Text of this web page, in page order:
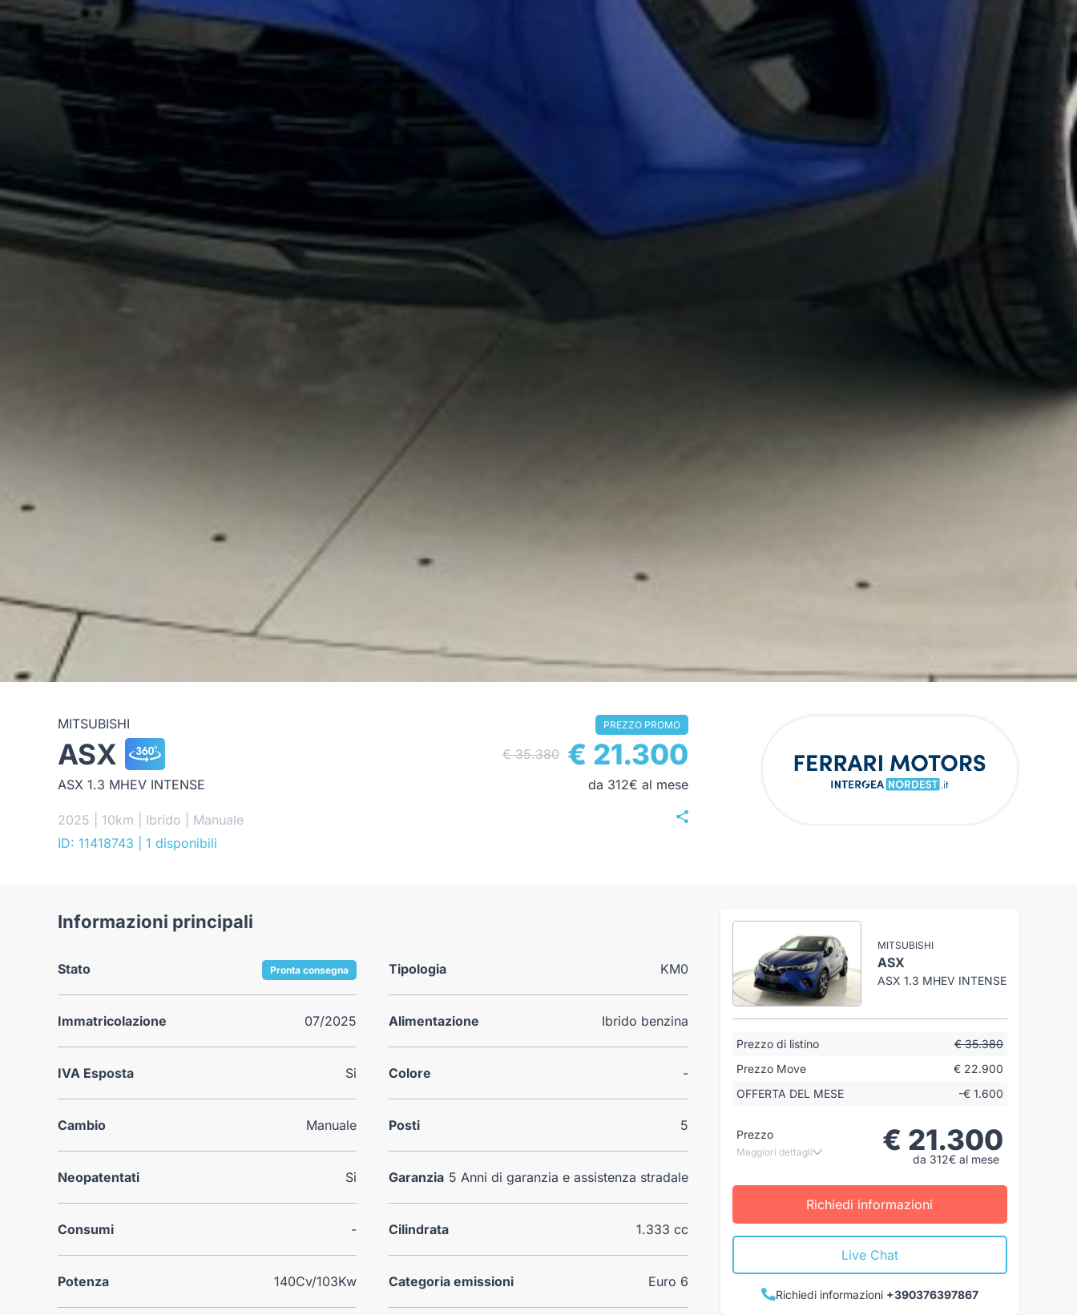
MITSUBISHI
ASX
ASX 1.3 MHEV INTENSE
2025 | 10km | Ibrido | Manuale
ID: 11418743
| 1 disponibili
PREZZO PROMO
€ 35.380 € 21.300
da 312€ al mese
Informazioni principali
Stato Pronta consegna Tipologia KM0
Immatricolazione 07/2025 Alimentazione Ibrido benzina
IVA Esposta Si Colore -
Cambio Manuale Posti 5
Neopatentati Si Garanzia 5 Anni di garanzia e assistenza stradale
Consumi - Cilindrata 1.333 cc
Potenza 140Cv/103Kw Categoria emissioni Euro 6
MITSUBISHI
ASX
ASX 1.3 MHEV INTENSE
Prezzo di listino
€ 35.380
Prezzo Move
€ 22.900
OFFERTA DEL MESE
-€ 1.600
Prezzo
Maggiori dettagli € 21.300
da 312€ al mese
Richiedi informazioni
Live Chat
Richiedi informazioni +390376397867